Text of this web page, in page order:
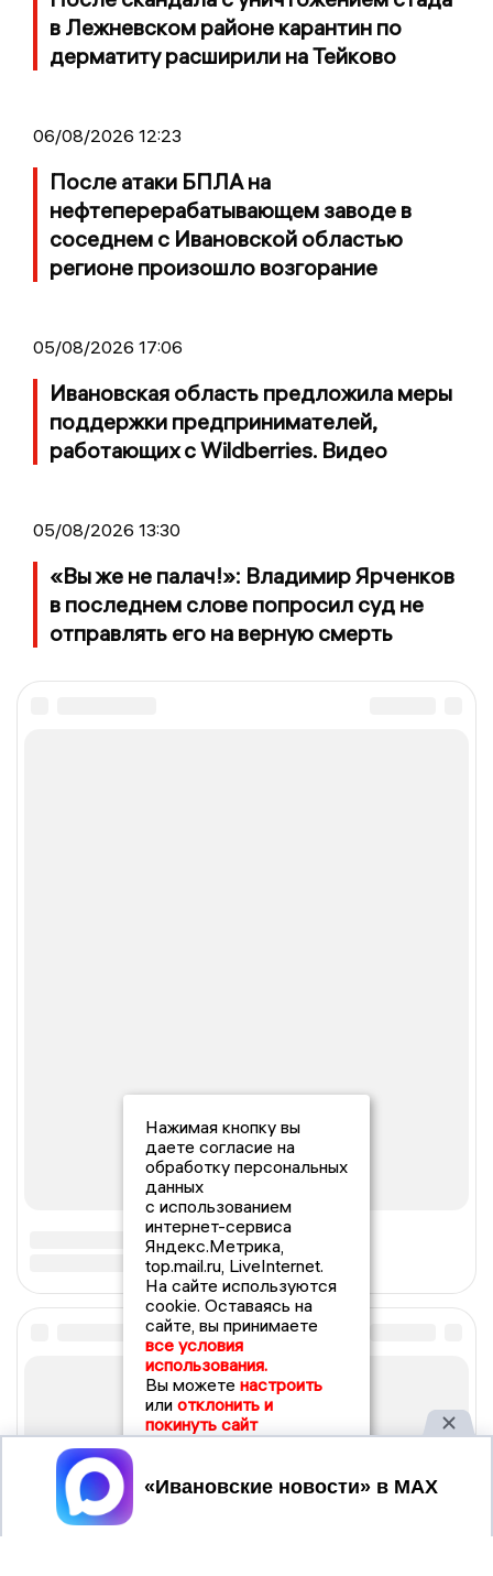
в Лежневском районе карантин по
дерматиту расширили на Тейково
06/08/2026 12:23
После атаки БПЛА на
нефтеперерабатывающем заводе в
соседнем с Ивановской областью
регионе произошло возгорание
05/08/2026 17:06
Ивановская область предложила меры
поддержки предпринимателей,
работающих с Wildberries. Видео
05/08/2026 13:30
«Вы же не палач!»: Владимир Ярченков
в последнем слове попросил суд не
отправлять его на верную смерть
Нажимая кнопку вы
даете согласие на
обработку персональных
данных
с использованием
интернет-сервиса
Яндекс.Метрика,
top.mail.ru, LiveInternet.
На сайте используются
cookie. Оставаясь на
сайте, вы принимаете
все условия
использования.
Вы можете настроить
или отклонить и
покинуть сайт
Принять